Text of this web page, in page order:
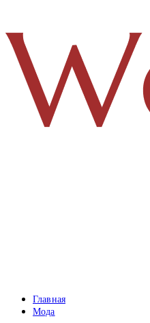
Главная
Мода